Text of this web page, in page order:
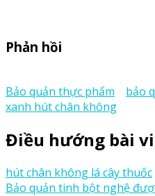
Phản hồi
Bảo quản thực phẩm bảo
xanh hút chân không
Điều hướng bài
hút chân không lá cây thuốc
Bảo quản tinh bột nghệ